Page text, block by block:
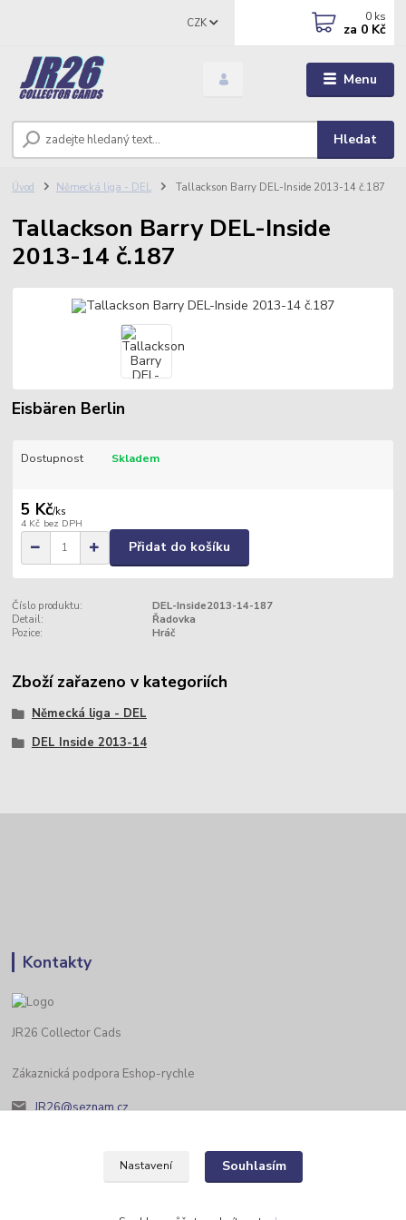
Menu
CZK
Hledat
0 ks
za 0 Kč
Úvod Německá liga - DEL Tallackson Barry DEL-Inside 2013-14 č.187
Tallackson Barry DEL-Inside
2013-14 č.187
Eisbären Berlin
Dostupnost Skladem
5 Kč/ks
4 Kč bez DPH
Přidat do košíku
Číslo produktu:
DEL-Inside2013-14-187
Detail:
Řadovka
Pozice:
Hráč
Zboží zařazeno v kategoriích
Německá liga - DEL
DEL Inside 2013-14
Kontakty
JR26 Collector Cads
Zákaznická podpora Eshop-rychle
JR26@seznam.cz
Nastavení Souhlasím